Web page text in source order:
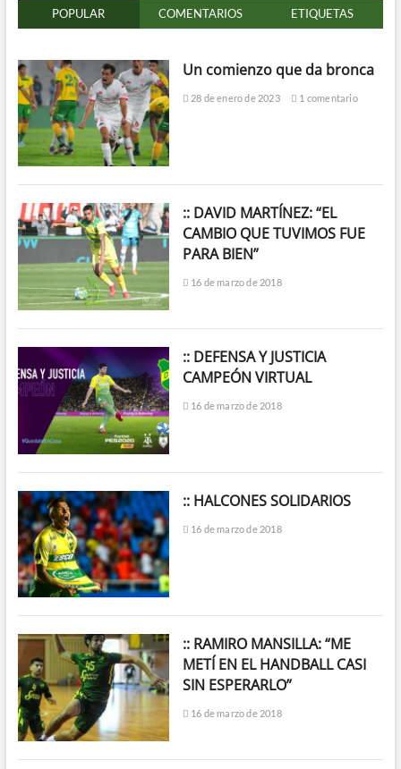
POPULAR COMENTARIOS ETIQUETAS
Un comienzo que da bronca
28 de enero de 2023 1 comentario
:: DAVID MARTÍNEZ: “EL
CAMBIO QUE TUVIMOS FUE
PARA BIEN”
16 de marzo de 2018
:: DEFENSA Y JUSTICIA
CAMPEÓN VIRTUAL
16 de marzo de 2018
:: HALCONES SOLIDARIOS
16 de marzo de 2018
:: RAMIRO MANSILLA: “ME
METÍ EN EL HANDBALL CASI
SIN ESPERARLO”
16 de marzo de 2018